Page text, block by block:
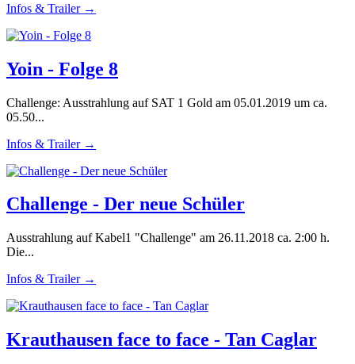
Infos & Trailer →
Yoin - Folge 8
Challenge: Ausstrahlung auf SAT 1 Gold am 05.01.2019 um ca.
05.50...
Infos & Trailer →
Challenge - Der neue Schüler
Ausstrahlung auf Kabel1 "Challenge" am 26.11.2018 ca. 2:00 h.
Die...
Infos & Trailer →
Krauthausen face to face - Tan Caglar